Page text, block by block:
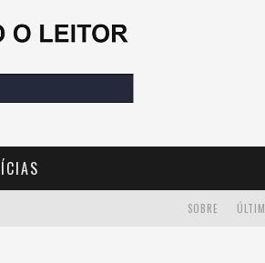
SOBRE